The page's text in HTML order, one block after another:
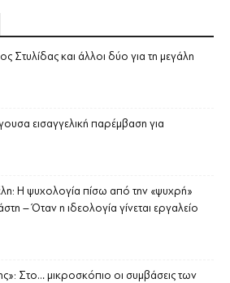
Στυλίδας και άλλοι δύο για τη μεγάλη
εισαγγελική παρέμβαση για
Η ψυχολογία πίσω από την «ψυχρή»
– Όταν η ιδεολογία γίνεται εργαλείο
Στο… μικροσκόπιο οι συμβάσεις των